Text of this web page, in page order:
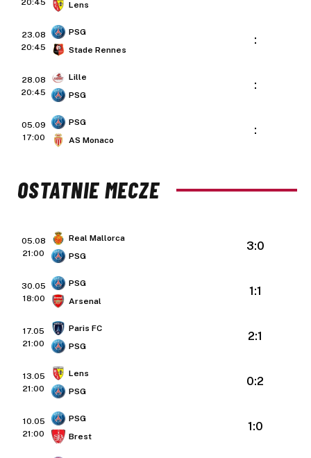
20:45
Lens
23.08
20:45
PSG
Stade Rennes
:
28.08
20:45
Lille
PSG
:
05.09
17:00
PSG
AS Monaco
:
OSTATNIE MECZE
05.08
21:00
Real Mallorca
PSG
3:0
30.05
18:00
PSG
Arsenal
1:1
17.05
21:00
Paris FC
PSG
2:1
13.05
21:00
Lens
PSG
0:2
10.05
21:00
PSG
Brest
1:0